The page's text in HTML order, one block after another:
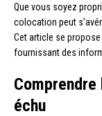
Que vous soyez
colocation peut
Cet article se
fournissant des
Comprendre
échu